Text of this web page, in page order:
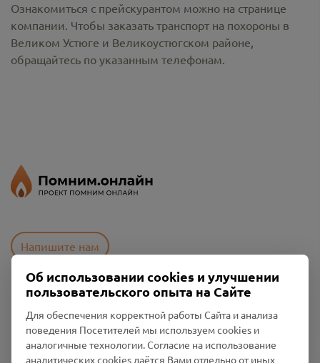
Ознакомиться с прейскурантом можно на странице
компании. Чтобы заказать транспорт на похороны в
Великом Устюге и Великоустюгском районе,
обращайтесь по указанным телефонам.
Напишите нам
Политика конфиденциальности
Промо-материалы
Об использовании cookies и улучшении
пользовательского опыта на Сайте
Для обеспечения корректной работы Сайта и анализа
поведения Посетителей мы используем cookies и
аналогичные технологии. Согласие на использование
аналитических cookies даётся Вами отдельно от иных